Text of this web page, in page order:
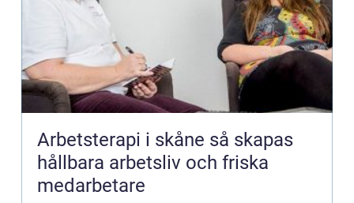
Arbetsterapi i skåne så skapas
hållbara arbetsliv och friska
medarbetare